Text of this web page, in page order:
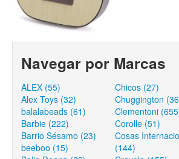
Navegar por Marcas
ALEX (55)
Alex Toys (32)
balalabeads (61)
Barbie (222)
Barrio Sésamo (23)
beeboo (15)
Chicos (27)
Chuggington
Clementoni
Corolle (51)
Cosas
(144)